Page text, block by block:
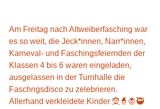
Am Freitag nach Altweiberfasching war
es so weit, die Jeck*innen, Narr*innen,
Karneval- und Faschingsfeiernden der
Klassen 4 bis 6 waren eingeladen,
ausgelassen in der Turnhalle die
Faschngsdisco zu zelebrieren.
Allerhand verkleidete Kinder 🧝🧙🧛🥷